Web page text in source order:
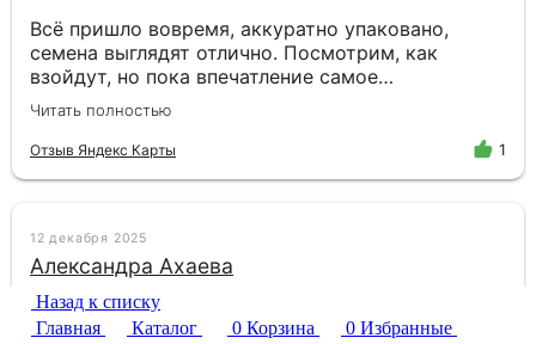
Назад к списку
Главная
Каталог 0 Корзина 0 Избранные